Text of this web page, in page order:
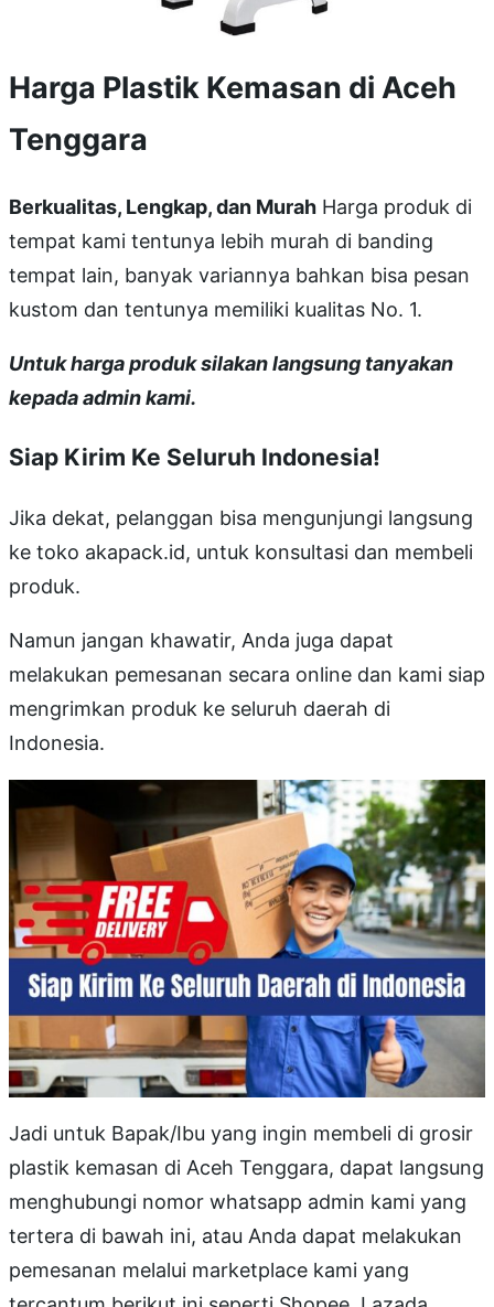
Harga Plastik Kemasan di Aceh
Tenggara
Berkualitas, Lengkap, dan Murah Harga produk di
tempat kami tentunya lebih murah di banding
tempat lain, banyak variannya bahkan bisa pesan
kustom dan tentunya memiliki kualitas No. 1.
Untuk harga produk silakan langsung tanyakan
kepada admin kami.
Siap Kirim Ke Seluruh Indonesia!
Jika dekat, pelanggan bisa mengunjungi langsung
ke toko akapack.id, untuk konsultasi dan membeli
produk.
Namun jangan khawatir, Anda juga dapat
melakukan pemesanan secara online dan kami siap
mengrimkan produk ke seluruh daerah di
Indonesia.
Jadi untuk Bapak/Ibu yang ingin membeli di grosir
plastik kemasan di Aceh Tenggara, dapat langsung
menghubungi nomor whatsapp admin kami yang
tertera di bawah ini, atau Anda dapat melakukan
pemesanan melalui marketplace kami yang